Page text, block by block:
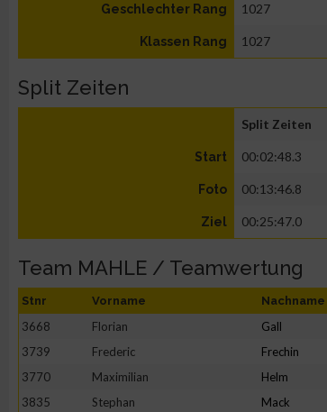
Geschlechter Rang 1027
Klassen Rang 1027
Split Zeiten
Split Zeiten
Start 00:02:48.3
Foto 00:13:46.8
Ziel 00:25:47.0
Team MAHLE / Teamwertung
Stnr Vorname Nachname
3668 Florian Gall
3739
Frederic Frechin
3770
Maximilian Helm
3835
Stephan Mack